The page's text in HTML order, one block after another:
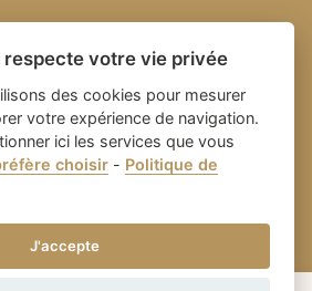
solution web
- Commune de
des cookies
respecte votre vie privée
des cookies pour mesurer
votre expérience de navigation.
ici les services que vous
choisir - Politique de
J'accepte